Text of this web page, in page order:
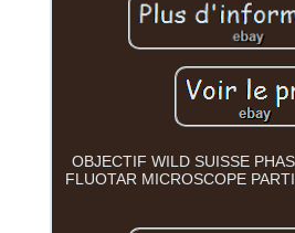
OBJECTIF WILD SUISSE
FLUOTAR MICROSCOPE